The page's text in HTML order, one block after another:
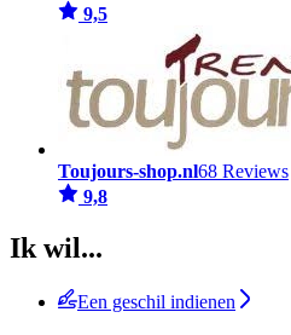
9,5
Toujours-shop.nl68 Reviews
9,8
Ik wil...
Een geschil indienen